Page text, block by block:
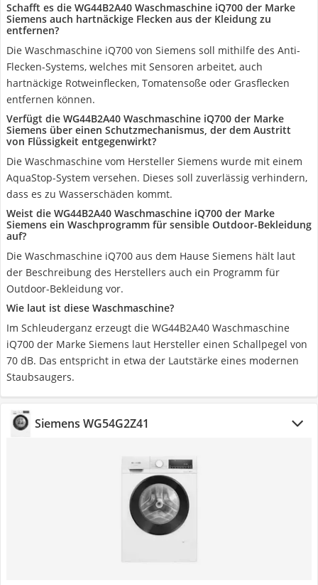
Schafft es die WG44B2A40 Waschmaschine iQ700 der Marke
Siemens auch hartnäckige Flecken aus der Kleidung zu
entfernen?
Die Waschmaschine iQ700 von Siemens soll mithilfe des Anti-
Flecken-Systems, welches mit Sensoren arbeitet, auch
hartnäckige Rotweinflecken, Tomatensoße oder Grasflecken
entfernen können.
Verfügt die WG44B2A40 Waschmaschine iQ700 der Marke
Siemens über einen Schutzmechanismus, der dem Austritt
von Flüssigkeit entgegenwirkt?
Die Waschmaschine vom Hersteller Siemens wurde mit einem
AquaStop-System versehen. Dieses soll zuverlässig verhindern,
dass es zu Wasserschäden kommt.
Weist die WG44B2A40 Waschmaschine iQ700 der Marke
Siemens ein Waschprogramm für sensible Outdoor-Bekleidung
auf?
Die Waschmaschine iQ700 aus dem Hause Siemens hält laut
der Beschreibung des Herstellers auch ein Programm für
Outdoor-Bekleidung vor.
Wie laut ist diese Waschmaschine?
Im Schleuderganz erzeugt die WG44B2A40 Waschmaschine
iQ700 der Marke Siemens laut Hersteller einen Schallpegel von
70 dB. Das entspricht in etwa der Lautstärke eines modernen
Staubsaugers.
Siemens WG54G2Z41